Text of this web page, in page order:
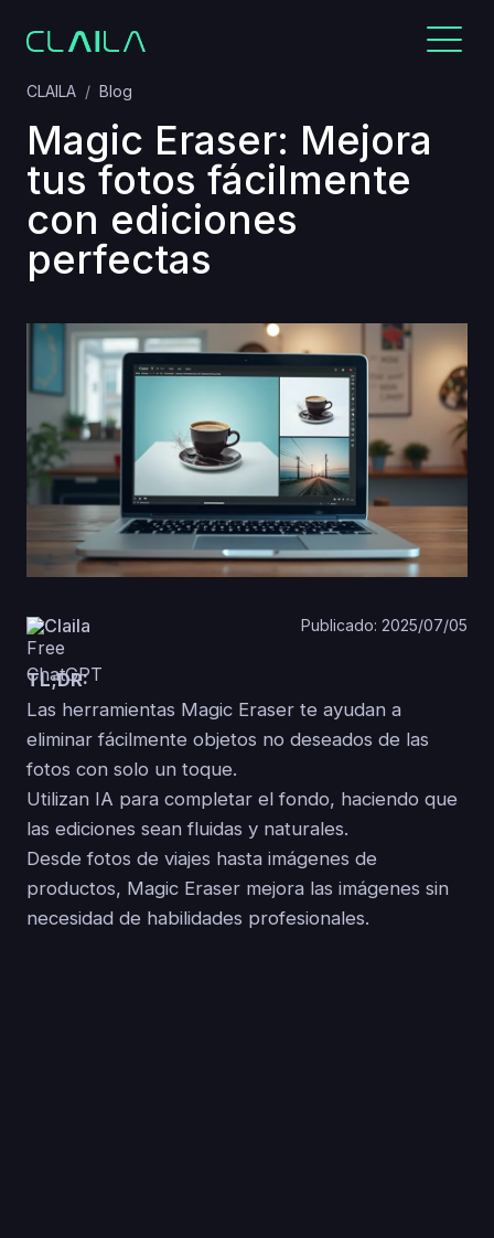
CLAILA Blog
Magic Eraser: Mejora
tus fotos fácilmente
con ediciones
perfectas
Claila Publicado: 2025/07/05
TL;DR:
Las herramientas Magic Eraser te ayudan a
eliminar fácilmente objetos no deseados de las
fotos con solo un toque.
Utilizan IA para completar el fondo, haciendo que
las ediciones sean fluidas y naturales.
Desde fotos de viajes hasta imágenes de
productos, Magic Eraser mejora las imágenes sin
necesidad de habilidades profesionales.